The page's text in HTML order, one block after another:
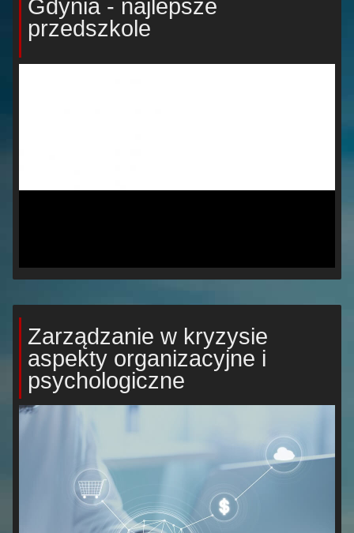
Gdynia - najlepsze
przedszkole
Zarządzanie w kryzysie
aspekty organizacyjne i
psychologiczne